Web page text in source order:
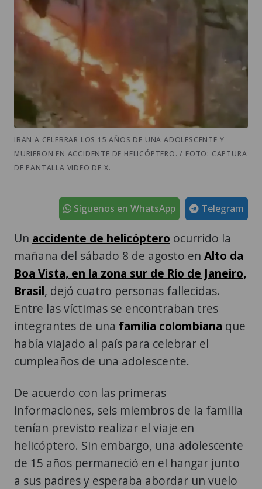
IBAN A CELEBRAR LOS 15 AÑOS DE UNA ADOLESCENTE Y
MURIERON EN ACCIDENTE DE HELICÓPTERO. / FOTO: CAPTURA
DE PANTALLA VIDEO DE X.
Telegram
Síguenos en WhatsApp
Un accidente de helicóptero ocurrido la
mañana del sábado 8 de agosto en Alto da
Boa Vista, en la zona sur de Río de Janeiro,
Brasil, dejó cuatro personas fallecidas.
Entre las víctimas se encontraban tres
integrantes de una familia colombiana que
había viajado al país para celebrar el
cumpleaños de una adolescente.
De acuerdo con las primeras
informaciones, seis miembros de la familia
tenían previsto realizar el viaje en
helicóptero. Sin embargo, una adolescente
de 15 años permaneció en el hangar junto
a sus padres y esperaba abordar un vuelo